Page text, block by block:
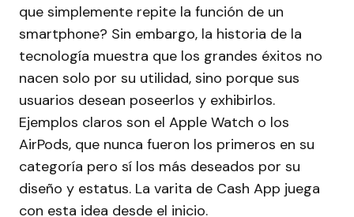
que simplemente repite la función de un
smartphone? Sin embargo, la historia de la
tecnología muestra que los grandes éxitos no
nacen solo por su utilidad, sino porque sus
usuarios desean poseerlos y exhibirlos.
Ejemplos claros son el Apple Watch o los
AirPods, que nunca fueron los primeros en su
categoría pero sí los más deseados por su
diseño y estatus. La varita de Cash App juega
con esta idea desde el inicio.